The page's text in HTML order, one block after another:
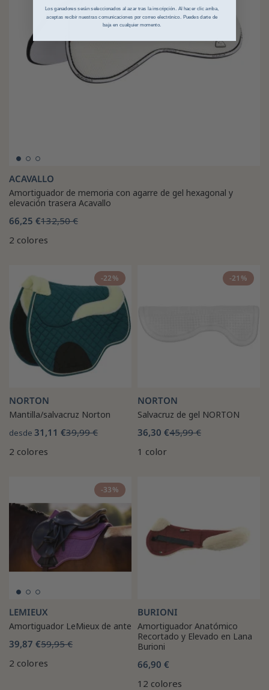
ACAVALLO
Amortiguador de memoria con agarre de gel hexagonal y
elevación trasera Acavallo
66,25 €132,50 €
2 colores
-22%
NORTON
Mantilla/salvacruz Norton
desde 31,11 €39,99 €
2 colores
-21%
NORTON
Salvacruz de gel NORTON
36,30 €45,99 €
1 color
-33%
LEMIEUX
Amortiguador LeMieux de ante
39,87 €59,95 €
2 colores
BURIONI
Amortiguador Anatómico
Recortado y Elevado en Lana
Burioni
66,90 €
12 colores
Los ganadores serán seleccionados al azar tras la inscripción. Al hacer clic arriba,
aceptas recibir nuestras comunicaciones por correo electrónico. Puedes darte de
baja en cualquier momento.